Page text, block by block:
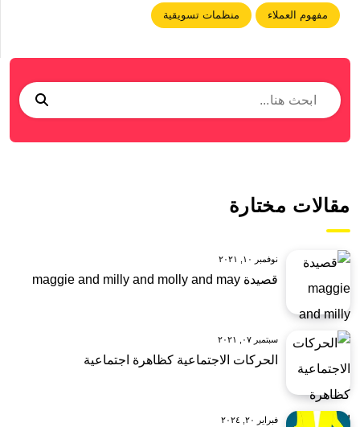
مفهوم العملاء منظمات تسويقية
مقالات مختارة
نوفمبر ١٠, ٢٠٢١
قصيدة maggie and milly and molly and may
سبتمبر ٠٧, ٢٠٢١
الحركات الاجتماعية كظاهرة اجتماعية
فبراير ٢٠, ٢٠٢٤